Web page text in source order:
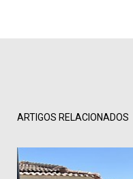
ARTIGOS RELACIONADOS